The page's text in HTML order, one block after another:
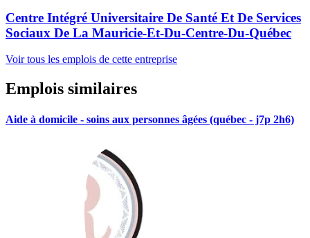
Centre Intégré Universitaire De Santé Et De Services
Sociaux De La Mauricie-Et-Du-Centre-Du-Québec
Voir tous les emplois de cette entreprise
Emplois similaires
Aide à domicile - soins aux personnes âgées (québec - j7p 2h6)